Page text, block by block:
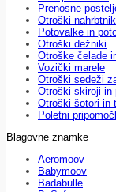
Prenosne
Otroški
Potovalke in
Otroški dežniki
Otroške čelade
Vozički marele
Otroški sedeži
Otroški skiroji in
Otroški šotori in
Poletni
Blagovne znamke
Aeromoov
Babymoov
Badabulle